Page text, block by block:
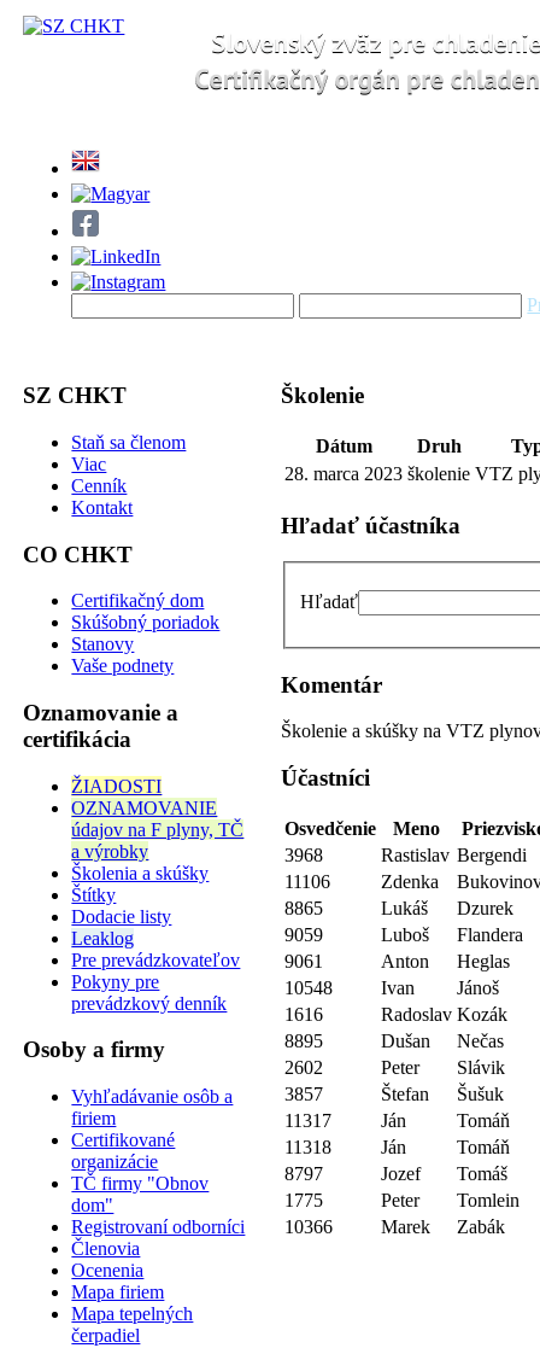
SZ CHKT
Staň sa členom
Viac
Cenník
Kontakt
CO CHKT
Certifikačný dom
Skúšobný poriadok
Stanovy
Vaše podnety
Oznamovanie a
certifikácia
ŽIADOSTI
OZNAMOVANIE
údajov na F plyny, TČ
a výrobky
Školenia a skúšky
Štítky
Dodacie listy
Leaklog
Pre prevádzkovateľov
Pokyny pre
prevádzkový denník
Osoby a firmy
Vyhľadávanie osôb a
firiem
Certifikované
organizácie
TČ firmy "Obnov
dom"
Registrovaní odborníci
Členovia
Ocenenia
Mapa firiem
Mapa tepelných
čerpadiel
Školenie
Dátum Druh
28. marca 2023 školenie VTZ
Hľadať účastníka
Hľadať
Komentár
Školenie a skúšky na VTZ
Účastníci
Osvedčenie Meno
3968
Rastislav Bergendi
11106
Zdenka
8865
Lukáš
Dzurek
9059
Luboš
Flandera
9061
Anton
Heglas
10548
Ivan
Jánoš
1616
Radoslav Kozák
8895
Dušan
Nečas
2602
Peter
Slávik
3857
Štefan
Šušuk
11317
Ján
Tomáň
11318
Ján
Tomáň
8797
Jozef
Tomáš
1775
Peter
Tomlein
10366
Marek Zabák